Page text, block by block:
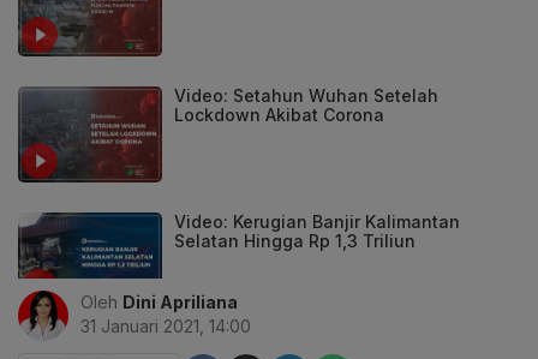
Video: Setahun Wuhan Setelah
Lockdown Akibat Corona
Video: Kerugian Banjir Kalimantan
Selatan Hingga Rp 1,3 Triliun
Oleh Dini Apriliana
31 Januari 2021, 14:00